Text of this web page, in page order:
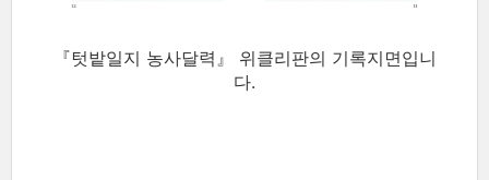
『텃밭일지 농사달력』 위클리판의 기록지면입니
다.